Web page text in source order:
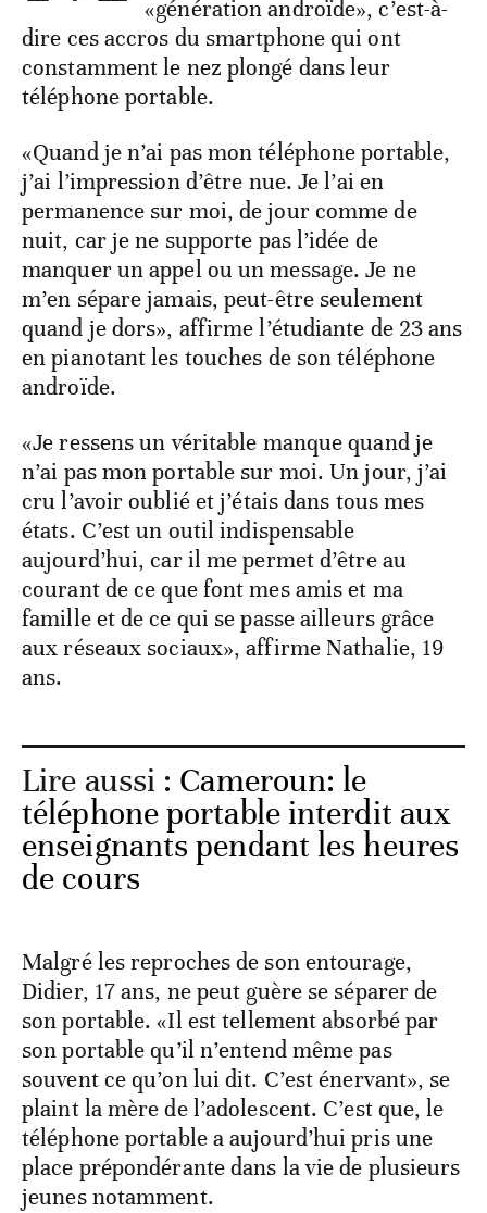
«génération androïde», c’est-à-
dire ces accros du smartphone qui ont
constamment le nez plongé dans leur
téléphone portable.
«Quand je n’ai pas mon téléphone portable,
j’ai l’impression d’être nue. Je l’ai en
permanence sur moi, de jour comme de
nuit, car je ne supporte pas l’idée de
manquer un appel ou un message. Je ne
m’en sépare jamais, peut-être seulement
quand je dors», affirme l’étudiante de 23 ans
en pianotant les touches de son téléphone
androïde.
«Je ressens un véritable manque quand je
n’ai pas mon portable sur moi. Un jour, j’ai
cru l’avoir oublié et j’étais dans tous mes
états. C’est un outil indispensable
aujourd’hui, car il me permet d’être au
courant de ce que font mes amis et ma
famille et de ce qui se passe ailleurs grâce
aux réseaux sociaux», affirme Nathalie, 19
ans.
Lire aussi : Cameroun: le
téléphone portable interdit aux
enseignants pendant les heures
de cours
Malgré les reproches de son entourage,
Didier, 17 ans, ne peut guère se séparer de
son portable. «Il est tellement absorbé par
son portable qu’il n’entend même pas
souvent ce qu’on lui dit. C’est énervant», se
plaint la mère de l’adolescent. C’est que, le
téléphone portable a aujourd’hui pris une
place prépondérante dans la vie de plusieurs
jeunes notamment.